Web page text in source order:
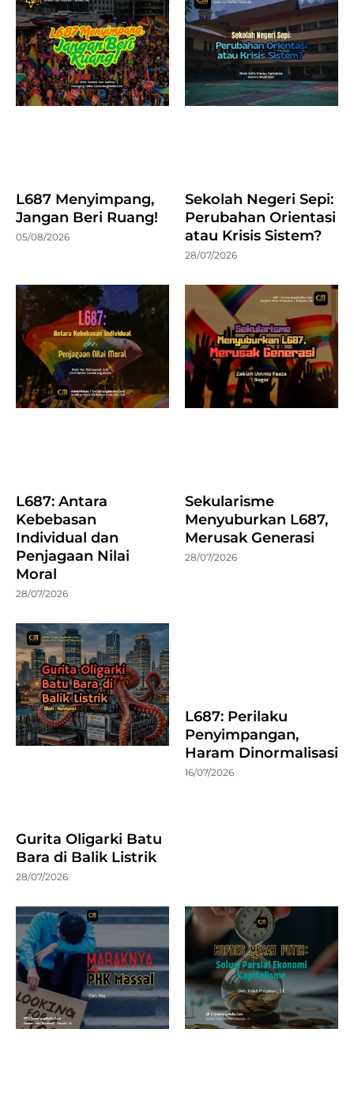
L687 Menyimpang,
Jangan Beri Ruang!
05/08/2026
Sekolah Negeri Sepi:
Perubahan Orientasi
atau Krisis Sistem?
28/07/2026
L687: Antara
Kebebasan
Individual dan
Penjagaan Nilai
Moral
28/07/2026
Sekularisme
Menyuburkan L687,
Merusak Generasi
28/07/2026
Gurita Oligarki Batu
Bara di Balik Listrik
28/07/2026
L687: Perilaku
Penyimpangan,
Haram Dinormalisasi
16/07/2026